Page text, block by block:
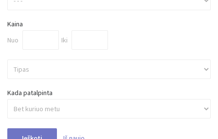
Kaina
Nuo
Iki
Kada patalpinta